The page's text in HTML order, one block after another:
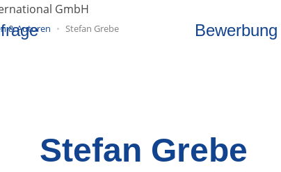
Bewerbung
& Autoren Stefan Grebe
Stefan Grebe